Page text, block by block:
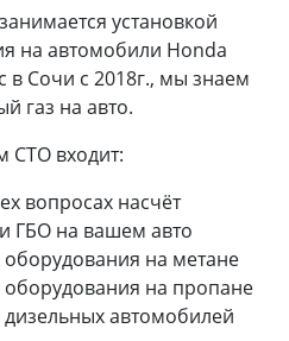
установкой
на автомобили Honda
в Сочи с 2018г., мы знаем
газ на авто.
СТО входит:
вопросах насчёт
ГБО на вашем авто
оборудования на метане
оборудования на пропане
автомобилей